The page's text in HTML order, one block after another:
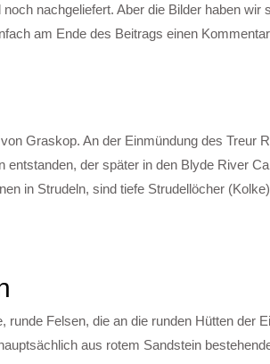
nachgeliefert. Aber die Bilder haben wir
am Ende des Beitrags einen
Graskop. An der Einmündung des Treur
der später in den Blyde River
in Strudeln, sind tiefe Strudellöcher
runde Felsen, die an die runden Hütten der
aus rotem Sandstein